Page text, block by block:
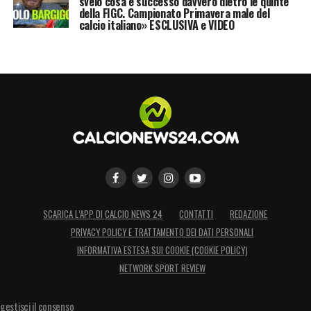
della FIGC. Campionato Primavera male del
calcio italiano» ESCLUSIVA e VIDEO
SCARICA L’APP DI CALCIO NEWS 24 CONTATTI
REDAZIONE
PRIVACY POLICY E TRATTAMENTO DEI DATI PERSONALI
INFORMATIVA ESTESA SUI COOKIE (COOKIE POLICY)
NETWORK SPORT REVIEW
gestisci il consenso